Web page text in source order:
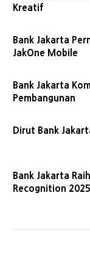
Kreatif
Bank Jakarta
JakOne Mobile
Bank Jakarta
Pembangunan
Dirut Bank
Bank Jakarta
Recognition 2025